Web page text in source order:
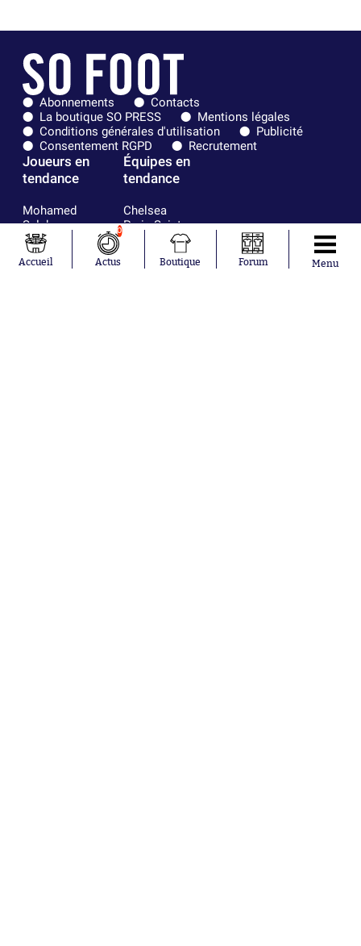
Abonnements
Contacts
La boutique SO PRESS
Mentions légales
Conditions générales d'utilisation
Publicité
Consentement RGPD
Recrutement
Joueurs en
tendance
Mohamed
Salah
Mykhailo
Mudryk
Neymar
Équipes en
tendance
Chelsea
Paris Saint-
Olympique
Accueil
0
Actus Boutique Forum Menu